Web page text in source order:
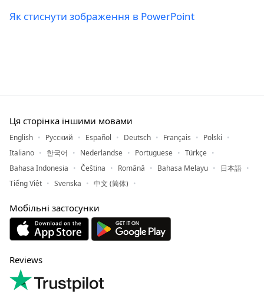
Як стиснути зображення в PowerPoint
Ця сторінка іншими мовами
English Русский Español Deutsch Français
Polski
Italiano
한국어 Nederlandse Portuguese
Türkçe
Bahasa Indonesia
Čeština Română Bahasa Melayu
日本語
Tiếng Việt
Svenska 中文 (简体)
Мобільні застосунки
Reviews